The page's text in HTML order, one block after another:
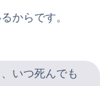
からです。
いつ死んでも